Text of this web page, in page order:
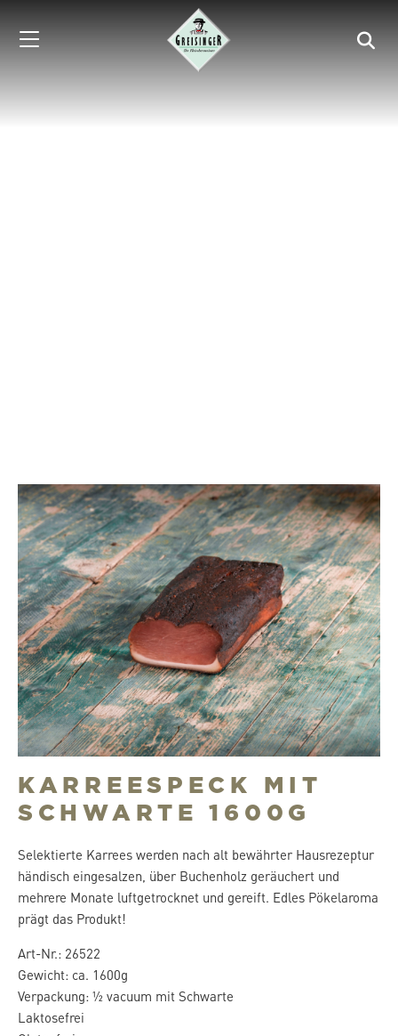
KARREESPECK MIT
SCHWARTE 1600G
Selektierte Karrees werden nach alt bewährter Hausrezeptur
händisch eingesalzen, über Buchenholz geräuchert und
mehrere Monate luftgetrocknet und gereift. Edles Pökelaroma
prägt das Produkt!
Art-Nr.: 26522
Gewicht: ca. 1600g
Verpackung: ½ vacuum mit Schwarte
Laktosefrei